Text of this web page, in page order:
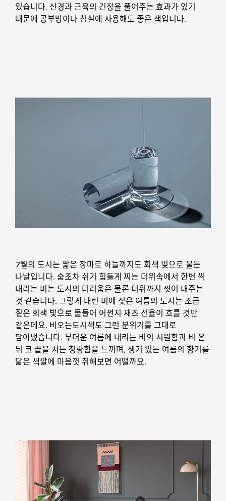
있습니다. 신경과 근육의 긴장을 풀어주는 효과가 있기
때문에 공부방이나 침실에 사용해도 좋은 색입니다.
7월의 도시는 짧은 장마로 하늘까지도 회색 빛으로 물든
나날입니다. 숨조차 쉬기 힘들게 찌는 더위속에서 한번 씩
내리는 비는 도시의 더러움은 물론 더위까지 씻어 내주는
것 같습니다. 그렇게 내린 비에 젖은 여름의 도시는 조금
짙은 회색 빛으로 물들어 어쩐지 재즈 선율이 흐를 것만
같은데요. 비오는도시색도 그런 분위기를 그대로
담아냈습니다. 무더운 여름에 내리는 비의 시원함과 비 온
뒤 코 끝을 치는 청량함을 느끼며, 생기 있는 여름의 향기를
닮은 색깔에 마음껏 취해보면 어떨까요.